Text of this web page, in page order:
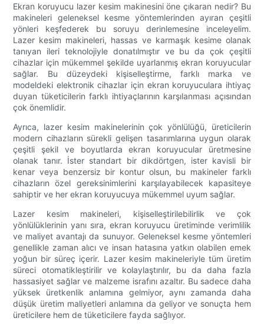
Ekran koruyucu lazer kesim makinesini öne çıkaran nedir? Bu
makineleri geleneksel kesme yöntemlerinden ayıran çeşitli
yönleri keşfederek bu soruyu derinlemesine inceleyelim.
Lazer kesim makineleri, hassas ve karmaşık kesime olanak
tanıyan ileri teknolojiyle donatılmıştır ve bu da çok çeşitli
cihazlar için mükemmel şekilde uyarlanmış ekran koruyucular
sağlar. Bu düzeydeki kişiselleştirme, farklı marka ve
modeldeki elektronik cihazlar için ekran koruyuculara ihtiyaç
duyan tüketicilerin farklı ihtiyaçlarının karşılanması açısından
çok önemlidir.
Ayrıca, lazer kesim makinelerinin çok yönlülüğü, üreticilerin
modern cihazların sürekli gelişen tasarımlarına uygun olarak
çeşitli şekil ve boyutlarda ekran koruyucular üretmesine
olanak tanır. İster standart bir dikdörtgen, ister kavisli bir
kenar veya benzersiz bir kontur olsun, bu makineler farklı
cihazların özel gereksinimlerini karşılayabilecek kapasiteye
sahiptir ve her ekran koruyucuya mükemmel uyum sağlar.
Lazer kesim makineleri, kişiselleştirilebilirlik ve çok
yönlülüklerinin yanı sıra, ekran koruyucu üretiminde verimlilik
ve maliyet avantajı da sunuyor. Geleneksel kesme yöntemleri
genellikle zaman alıcı ve insan hatasına yatkın olabilen emek
yoğun bir süreç içerir. Lazer kesim makineleriyle tüm üretim
süreci otomatikleştirilir ve kolaylaştırılır, bu da daha fazla
hassasiyet sağlar ve malzeme israfını azaltır. Bu sadece daha
yüksek üretkenlik anlamına gelmiyor, aynı zamanda daha
düşük üretim maliyetleri anlamına da geliyor ve sonuçta hem
üreticilere hem de tüketicilere fayda sağlıyor.